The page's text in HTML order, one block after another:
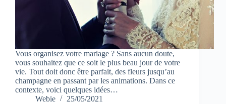
Vous organisez votre mariage ? Sans aucun doute,
vous souhaitez que ce soit le plus beau jour de votre
vie. Tout doit donc être parfait, des fleurs jusqu’au
champagne en passant par les animations. Dans ce
contexte, voici quelques idées…
Webie
25/05/2021